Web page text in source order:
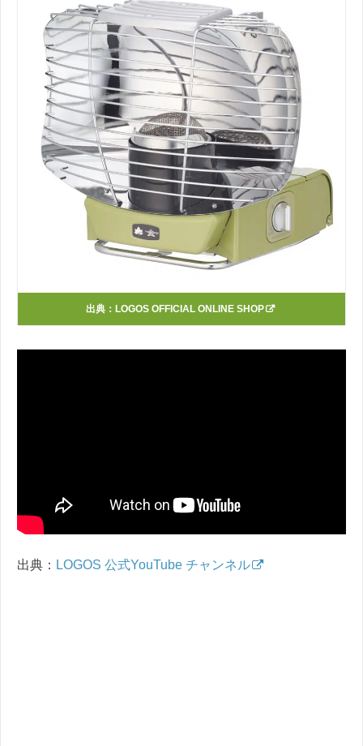
出典： LOGOS OFFICIAL ONLINE SHOP
出典： LOGOS 公式YouTube チャンネル